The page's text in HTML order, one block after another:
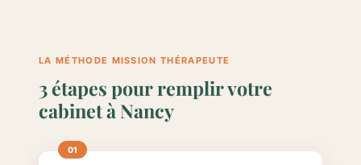
LA MÉTHODE MISSION THÉRAPEUTE
3 étapes pour remplir votre
cabinet à Nancy